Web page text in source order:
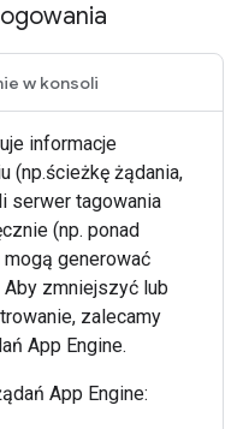
w konsoli
informacje
(np.ścieżkę żądania,
serwer tagowania
(np. ponad
generować
Aby zmniejszyć lub
zalecamy
App Engine.
App Engine: